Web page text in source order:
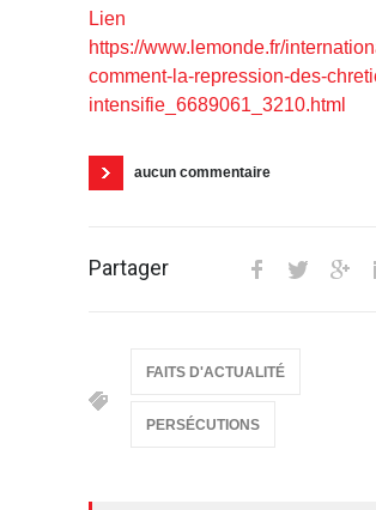
Lien
https://www.lemonde.fr/
comment-la-repression-des-
intensifie_6689061_3210.html
aucun commentaire
Partager
FAITS D'ACTUALITÉ
PERSÉCUTIONS